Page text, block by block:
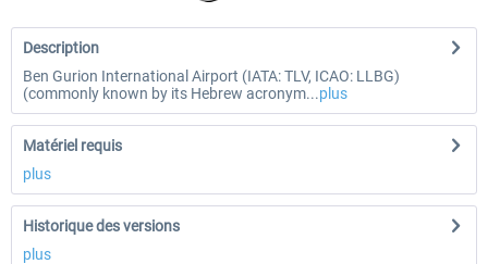
Description
Ben Gurion International Airport (IATA: TLV, ICAO: LLBG)
(commonly known by its Hebrew acronym...plus
Matériel requis
plus
Historique des versions
plus